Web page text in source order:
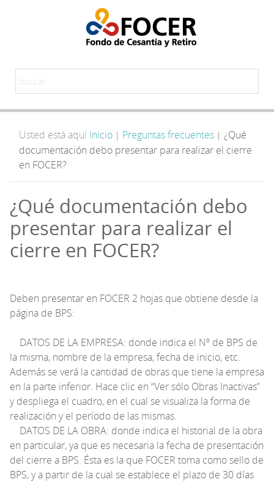
Usted está aquí Inicio | Preguntas frecuentes | ¿Qué
documentación debo presentar para realizar el cierre
en FOCER?
¿Qué documentación debo
presentar para realizar el
cierre en FOCER?
Deben presentar en FOCER 2 hojas que obtiene desde la
página de BPS:
DATOS DE LA EMPRESA: donde indica el Nº de BPS de
la misma, nombre de la empresa, fecha de inicio, etc.
Además se verá la cantidad de obras que tiene la empresa
en la parte inferior. Hace clic en “Ver sólo Obras Inactivas”
y despliega el cuadro, en el cual se visualiza la forma de
realización y el período de las mismas.
DATOS DE LA OBRA: donde indica el historial de la obra
en particular, ya que es necesaria la fecha de presentación
del cierre a BPS. Ésta es la que FOCER toma como sello de
BPS, y a partir de la cual se establece el plazo de 30 días